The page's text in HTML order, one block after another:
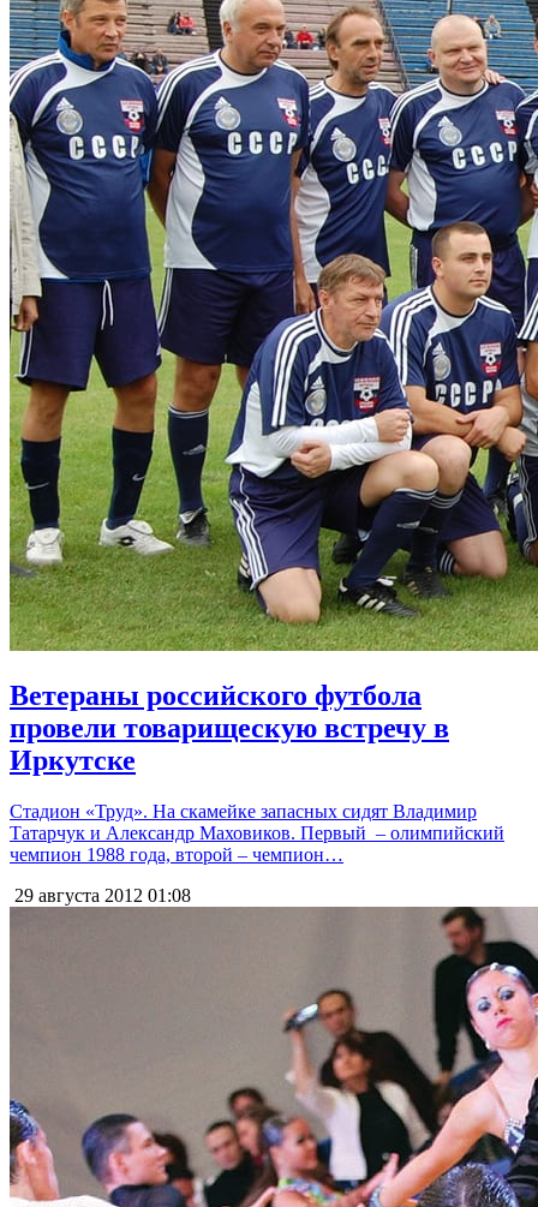
Ветераны российского футбола
провели товарищескую встречу в
Иркутске
Стадион «Труд». На скамейке запасных сидят Владимир
Татарчук и Александр Маховиков. Первый – олимпийский
чемпион 1988 года, второй – чемпион…
29 августа 2012 01:08